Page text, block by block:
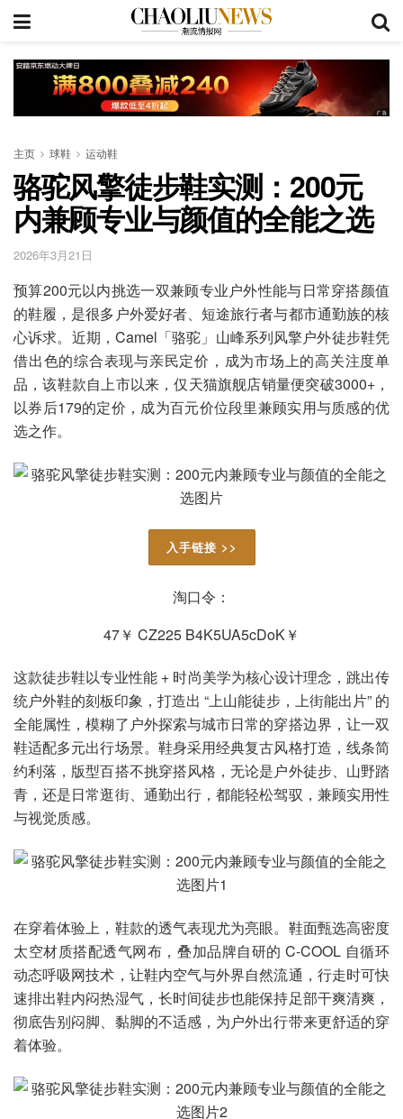
主页 球鞋 运动鞋
骆驼风擎徒步鞋实测：200元
内兼顾专业与颜值的全能之选
2026年3月21日
预算200元以内挑选一双兼顾专业户外性能与日常穿搭颜值
的鞋履，是很多户外爱好者、短途旅行者与都市通勤族的核
心诉求。近期，Camel「骆驼」山峰系列风擎户外徒步鞋凭
借出色的综合表现与亲民定价，成为市场上的高关注度单
品，该鞋款自上市以来，仅天猫旗舰店销量便突破3000+，
以券后179的定价，成为百元价位段里兼顾实用与质感的优
选之作。
入手链接 >>
淘口令：
47￥ CZ225 B4K5UA5cDoK￥
这款徒步鞋以专业性能 + 时尚美学为核心设计理念，跳出传
统户外鞋的刻板印象，打造出 “上山能徒步，上街能出片” 的
全能属性，模糊了户外探索与城市日常的穿搭边界，让一双
鞋适配多元出行场景。鞋身采用经典复古风格打造，线条简
约利落，版型百搭不挑穿搭风格，无论是户外徒步、山野踏
青，还是日常逛街、通勤出行，都能轻松驾驭，兼顾实用性
与视觉质感。
在穿着体验上，鞋款的透气表现尤为亮眼。鞋面甄选高密度
太空材质搭配透气网布，叠加品牌自研的 C-COOL 自循环
动态呼吸网技术，让鞋内空气与外界自然流通，行走时可快
速排出鞋内闷热湿气，长时间徒步也能保持足部干爽清爽，
彻底告别闷脚、黏脚的不适感，为户外出行带来更舒适的穿
着体验。